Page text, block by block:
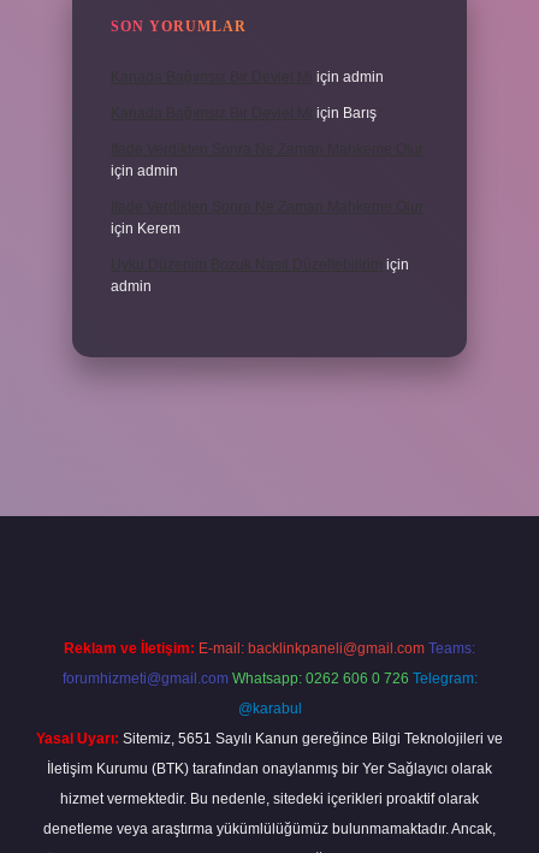
SON YORUMLAR
için admin
için Barış
için admin
için Kerem
için
admin
Reklam ve İletişim: E-mail: backlinkpaneli@gmail.com Teams:
forumhizmeti@gmail.com Whatsapp: 0262 606 0 726 Telegram:
@karabul
Yasal Uyarı: Sitemiz, 5651 Sayılı Kanun gereğince Bilgi Teknolojileri ve
İletişim Kurumu (BTK) tarafından onaylanmış bir Yer Sağlayıcı olarak
hizmet vermektedir. Bu nedenle, sitedeki içerikleri proaktif olarak
denetleme veya araştırma yükümlülüğümüz bulunmamaktadır. Ancak,